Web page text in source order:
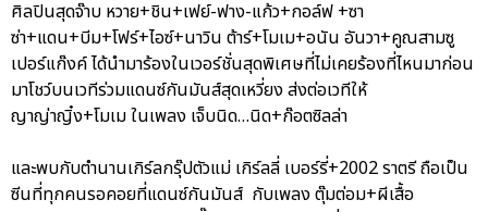
ศิลปินสุดจ๊าบ หวาย+ชิน+เฟย์-ฟาง-แก้ว+กอล์ฟ +ซา
ซ่า+แดน+บีม+โฟร์+ไอซ์+นาวิน ต้าร์+โมเม+อนัน อันวา+คูณสามซู
เปอร์แก๊งค์ ได้นำมาร้องในเวอร์ชั่นสุดพิเศษที่ไม่เคยร้องที่ไหนมาก่อน
มาโชว์บนเวทีร่วมแดนซ์กันมันส์สุดเหวี่ยง ส่งต่อเวทีให้
ญาญ่าญิ๋ง+โมเม ในเพลง เจ็บนิด…นิด+ก๊อตซิลล่า
และพบกับตำนานเกิร์ลกรุ๊ปตัวแม่ เกิร์ลลี่ เบอร์รี่+2002 ราตรี ถือเป็น
ซีนที่ทุกคนรอคอยที่แดนซ์กันมันส์ กับเพลง ตุ๊มต่อม+ผีเสื้อ